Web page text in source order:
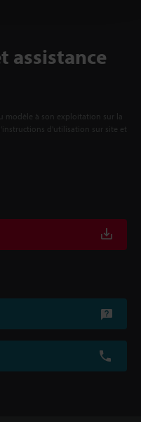
assistance
modèle à son exploitation sur la
d'utilisation sur site et